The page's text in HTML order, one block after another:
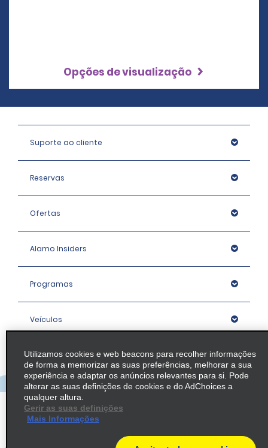
Opções de visualização
Suporte ao cliente
Reservas
Ofertas
Alamo Insiders
Programas
Veículos
Agências
Empresa
Política / Mapa do Site
Utilizamos cookies e web beacons para recolher informações
de forma a memorizar as suas preferências, melhorar a sua
experiência e adaptar os anúncios relevantes para si. Pode
alterar as suas definições de cookies e do AdChoices a
qualquer altura.
Gerir as suas definições
Mais Informações